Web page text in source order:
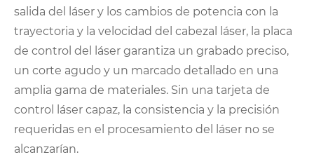
salida del láser y los cambios de potencia con la
trayectoria y la velocidad del cabezal láser, la placa
de control del láser garantiza un grabado preciso,
un corte agudo y un marcado detallado en una
amplia gama de materiales. Sin una tarjeta de
control láser capaz, la consistencia y la precisión
requeridas en el procesamiento del láser no se
alcanzarían.